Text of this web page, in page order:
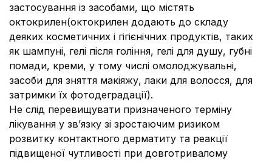
застосування із засобами, що містять
октокрилен(октокрилен додають до складу
деяких косметичних і гігієнічних продуктів, таких
як шампуні, гелі після гоління, гелі для душу, губні
помади, креми, у тому числі омолоджувальні,
засоби для зняття макіяжу, лаки для волосся, для
затримки їх фотодеградації).
Не слід перевищувати призначеного терміну
лікування у звʼязку зі зростаючим ризиком
розвитку контактного дерматиту та реакції
підвищеної чутливості при довготривалому